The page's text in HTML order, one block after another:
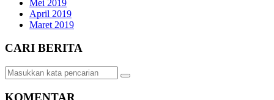
Mei 2019
April 2019
Maret 2019
CARI BERITA
KOMENTAR